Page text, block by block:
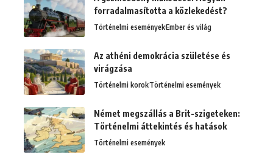
forradalmasította a közlekedést?
Történelmi eseményekEmber és világ
Az athéni demokrácia születése és
virágzása
Történelmi korokTörténelmi események
Német megszállás a Brit-szigeteken:
Történelmi áttekintés és hatások
Történelmi események